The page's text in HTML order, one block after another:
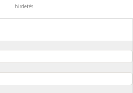
hirdetés